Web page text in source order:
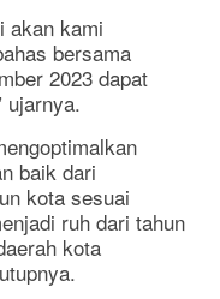
akan kami
bersama
2023 dapat
ujarnya.
baik dari
kota sesuai
ruh dari tahun
kota